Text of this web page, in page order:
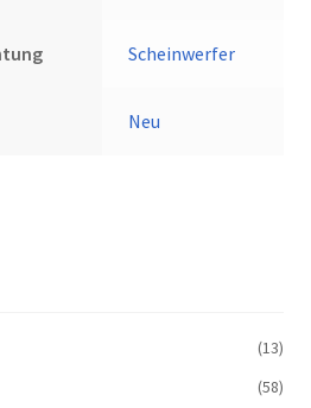
Scheinwerfer
Neu
(13)
(58)